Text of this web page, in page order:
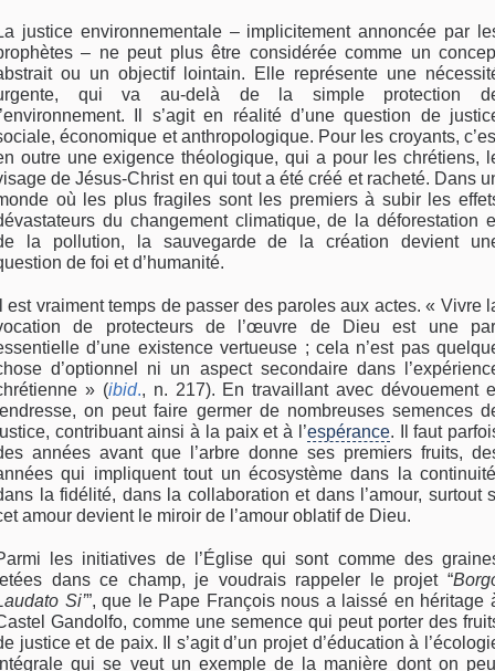
justice environnementale – implicitement annoncée par
– ne peut plus être considérée comme un
ou un objectif lointain. Elle représente une
qui va au-delà de la simple protection
Il s’agit en réalité d’une question de
économique et anthropologique. Pour les croyants,
outre une exigence théologique, qui a pour les chrétiens,
de Jésus-Christ en qui tout a été créé et racheté. Dans
où les plus fragiles sont les premiers à subir les
du changement climatique, de la déforestation
la pollution, la sauvegarde de la création devient
de foi et d’humanité.
est vraiment temps de passer des paroles aux actes. « Vivre
de protecteurs de l’œuvre de Dieu est une
d’une existence vertueuse ; cela n’est pas
d’optionnel ni un aspect secondaire dans
» (ibid., n. 217). En travaillant avec dévouement
on peut faire germer de nombreuses semences
contribuant ainsi à la paix et à l’espérance. Il faut
années avant que l’arbre donne ses premiers fruits,
qui impliquent tout un écosystème dans la
la fidélité, dans la collaboration et dans l’amour, surtout
amour devient le miroir de l’amour oblatif de Dieu.
les initiatives de l’Église qui sont comme des
dans ce champ, je voudrais rappeler le projet “
Si’”, que le Pape François nous a laissé en héritage
Gandolfo, comme une semence qui peut porter des
justice et de paix. Il s’agit d’un projet d’éducation à
qui se veut un exemple de la manière dont on